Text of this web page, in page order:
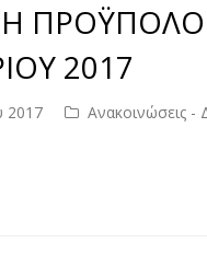
2017
2017 Ανακοινώσεις -